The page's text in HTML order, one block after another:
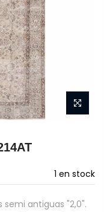
1 en stock
antiguas "2,0".